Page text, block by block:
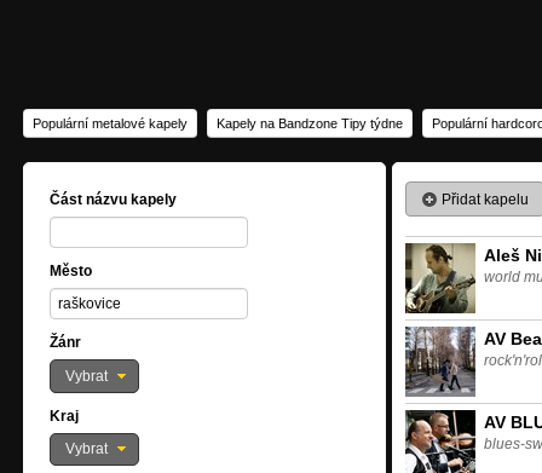
Populární metalové kapely Kapely na Bandzone Tipy týdne Populární
Část názvu kapely
Město
Žánr
Vybrat
Kraj
Vybrat
Přidat kapelu
Aleš
world
AV
AV
blues-